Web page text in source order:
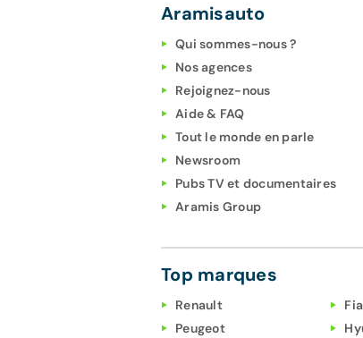
Aramisauto
Qui sommes-nous ?
Nos agences
Rejoignez-nous
Aide & FAQ
Tout le monde en parle
Newsroom
Pubs TV et documentaires
Aramis Group
Top marques
Renault
Peugeot